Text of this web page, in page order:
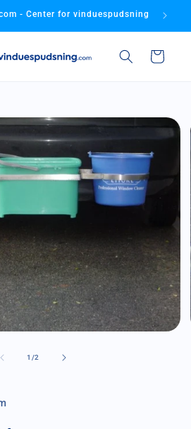
- Center for vinduespudsning ✓
Indkøbskurv
1 /af
2